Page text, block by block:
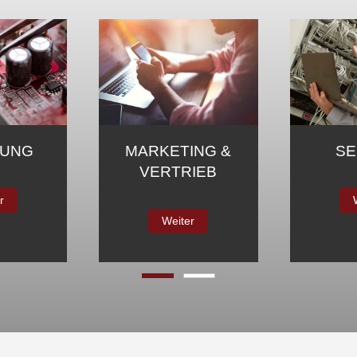
FERTIGUNG